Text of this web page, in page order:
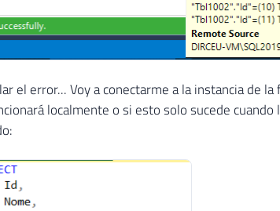
el error... Voy a conectarme a la instancia de
localmente o si esto solo sucede